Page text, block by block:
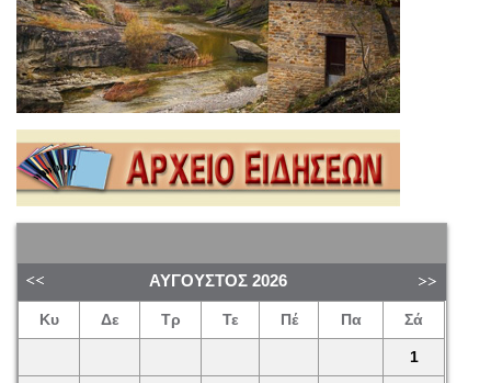
ΑΎΓΟΥΣΤΟΣ 2026
Κυ Δε Τρ Τε Πέ Πα Σά
1